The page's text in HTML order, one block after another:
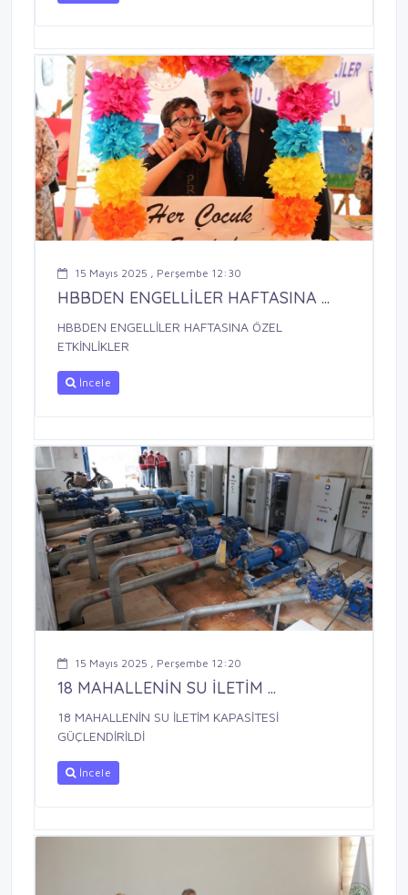
15 Mayıs 2025 , Perşembe 12:30
HBBDEN ENGELLİLER HAFTASINA ...
HBBDEN ENGELLİLER HAFTASINA ÖZEL
ETKİNLİKLER
İncele
15 Mayıs 2025 , Perşembe 12:20
18 MAHALLENİN SU İLETİM ...
18 MAHALLENİN SU İLETİM KAPASİTESİ
GÜÇLENDİRİLDİ
İncele